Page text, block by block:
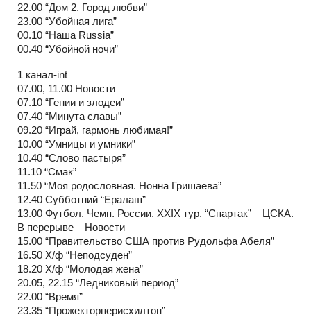
22.00 “Дом 2. Город любви”
23.00 “Убойная лига”
00.10 “Наша Russia”
00.40 “Убойной ночи”
1 канал-int
07.00, 11.00 Новости
07.10 “Гении и злодеи”
07.40 “Минута славы”
09.20 “Играй, гармонь любимая!”
10.00 “Умницы и умники”
10.40 “Слово пастыря”
11.10 “Смак”
11.50 “Моя родословная. Нонна Гришаева”
12.40 Субботний “Ералаш”
13.00 Футбол. Чемп. России. ХХIХ тур. “Спартак” – ЦСКА.
В перерыве – Новости
15.00 “Правительство США против Рудольфа Абеля”
16.50 Х/ф “Неподсуден”
18.20 Х/ф “Молодая жена”
20.05, 22.15 “Ледниковый период”
22.00 “Время”
23.35 “Прожекторперисхилтон”